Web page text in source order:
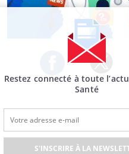
Facebook Twitter
Restez connecté à toute
Santé
S'INSCRIRE À LA